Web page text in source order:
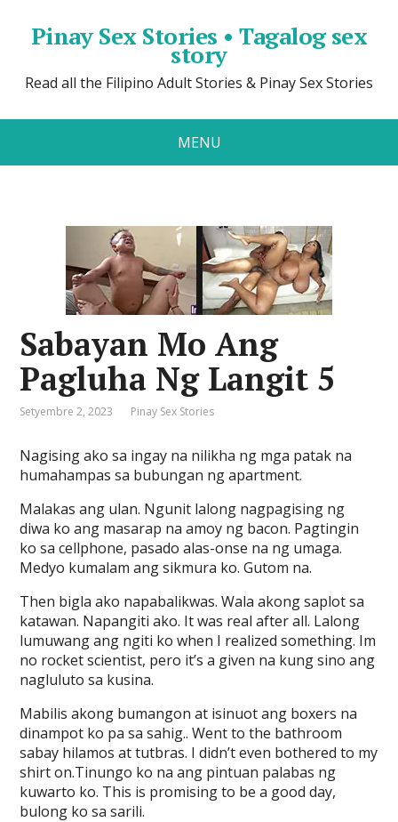
Pinay Sex Stories • Tagalog sex
story
Read all the Filipino Adult Stories & Pinay Sex Stories
MENU
Sabayan Mo Ang
Pagluha Ng Langit 5
Setyembre 2, 2023 Pinay Sex Stories
Nagising ako sa ingay na nilikha ng mga patak na
humahampas sa bubungan ng apartment.
Malakas ang ulan. Ngunit lalong nagpagising ng
diwa ko ang masarap na amoy ng bacon. Pagtingin
ko sa cellphone, pasado alas-onse na ng umaga.
Medyo kumalam ang sikmura ko. Gutom na.
Then bigla ako napabalikwas. Wala akong saplot sa
katawan. Napangiti ako. It was real after all. Lalong
lumuwang ang ngiti ko when I realized something. Im
no rocket scientist, pero it’s a given na kung sino ang
nagluluto sa kusina.
Mabilis akong bumangon at isinuot ang boxers na
dinampot ko pa sa sahig.. Went to the bathroom
sabay hilamos at tutbras. I didn’t even bothered to my
shirt on.Tinungo ko na ang pintuan palabas ng
kuwarto ko. This is promising to be a good day,
bulong ko sa sarili.